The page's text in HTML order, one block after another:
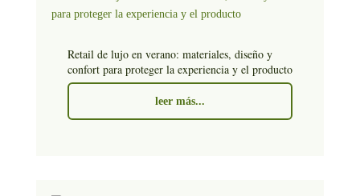
Retail de lujo en verano: materiales, diseño y
confort para proteger la experiencia y el producto
leer más...